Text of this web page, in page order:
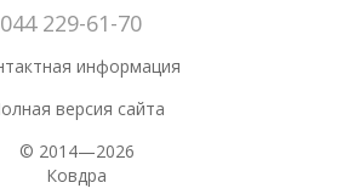
044 229-61-70
информация
версия сайта
© 2014—2026
Ковдра